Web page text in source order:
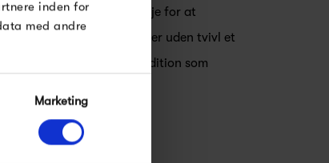
inden for
med andre
Marketing
Hos HAY har man øje for at
og geniale finesser. HAY er uden tvivl et
skandinaviske design tradition som